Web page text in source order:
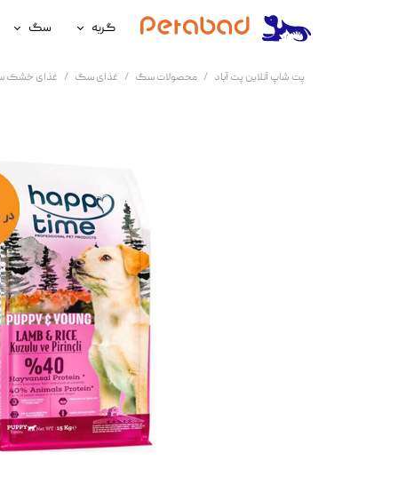
گربه
غذای گربه
سگ
غذای سگ
آرایشی
پت شاپ آنلاین پت آباد محصولات سگ غذای سگ غذای خشک